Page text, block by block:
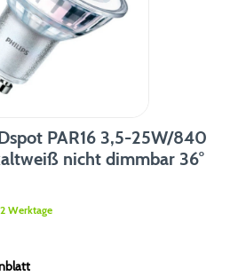
PAR16 3,5-25W/840
nicht dimmbar 36°
Werktage